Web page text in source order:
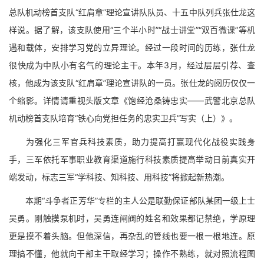
总队机动榜首支队“红肩章”理论宣讲队队员、十五中队列兵张仕龙这
样说。据了解，该支队使用“三个半小时”“战士讲堂”“双百微课”等机
遇和载体，安排学习党的立异理论。经过一段时间的历练，张仕龙
很快成为中队小有名气的理论主干。本年3月，经过层层引荐、查
核，他成为该支队“红肩章”理论宣讲队的一员。张仕龙的阅历仅仅一
个缩影。详情请重视头版文章《饱经沧桑铸忠实——武警北京总队
机动榜首支队培育“铁心向党担任务的忠实卫兵”写实（上）》。
为强化三军官兵科技素质，助力提高打赢现代化战役实践身
手，三军依托军事职业教育渠道施行科技素质提高举动日前真实开
端发动，标志三军“学科技、知科技、用科技”将掀起新热潮。
本期“斗争者正芳华”专栏的主人公是联勤保证部队某团一级上士
吴勇。刚触摸泵机时，吴勇连闸阀的姓名和效果都记禁绝，学原理
更是摸不着头脑。但他深信，再杂乱的管线也要一根一根地连。原
理搞不懂，他就向干部主干取经学习；操作不熟练，就对照流程图